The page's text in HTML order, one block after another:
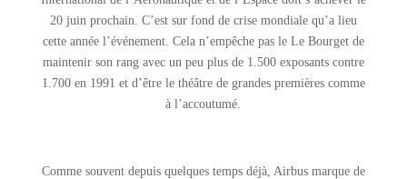
20 juin prochain. C’est sur fond de crise mondiale qu’a lieu
cette année l’événement. Cela n’empêche pas le Le Bourget de
maintenir son rang avec un peu plus de 1.500 exposants contre
1.700 en 1991 et d’être le théâtre de grandes premières comme
à l’accoutumé.
Comme souvent depuis quelques temps déjà, Airbus marque de